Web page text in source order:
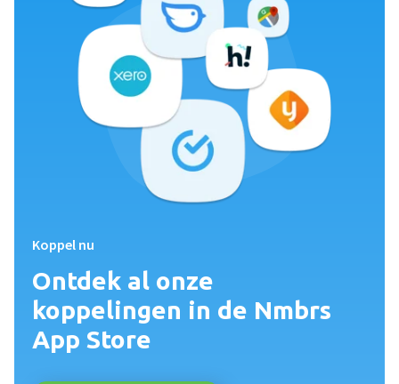
Koppel nu
Ontdek al onze
koppelingen in de Nmbrs
App Store